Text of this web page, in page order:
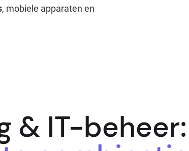
, mobiele apparaten en
& IT-beheer: